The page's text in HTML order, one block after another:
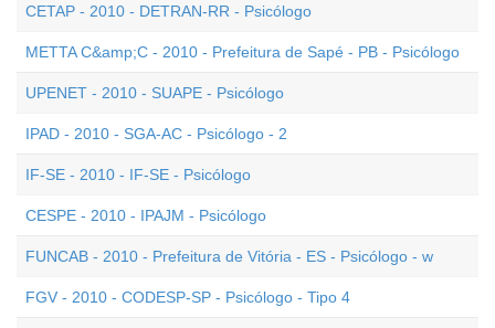
CETAP - 2010 - DETRAN-RR - Psicólogo
METTA C&amp;C - 2010 - Prefeitura de Sapé - PB - Psicólogo
UPENET - 2010 - SUAPE - Psicólogo
IPAD - 2010 - SGA-AC - Psicólogo - 2
IF-SE - 2010 - IF-SE - Psicólogo
CESPE - 2010 - IPAJM - Psicólogo
FUNCAB - 2010 - Prefeitura de Vitória - ES - Psicólogo - w
FGV - 2010 - CODESP-SP - Psicólogo - Tipo 4